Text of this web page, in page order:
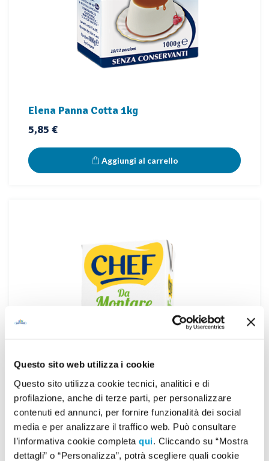
Questo sito web utilizza i cookie
Questo sito utilizza cookie tecnici, analitici e di
profilazione, anche di terze parti, per personalizzare
contenuti ed annunci, per fornire funzionalità dei social
media e per analizzare il traffico web. Può consultare
l’informativa cookie completa qui. Cliccando su “Mostra
dettagli” o “Personalizza”, potrà scegliere quali cookie
Elena Panna Cotta 1kg
Prezzo
5,85 €
Aggiungi al carrello